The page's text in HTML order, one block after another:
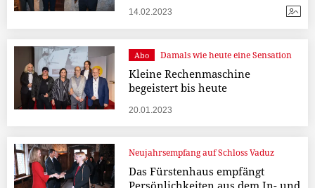
14.02.2023
Abo Damals wie heute eine Sensation
Kleine Rechenmaschine
begeistert bis heute
20.01.2023
Neujahrsempfang auf Schloss Vaduz
Das Fürstenhaus empfängt